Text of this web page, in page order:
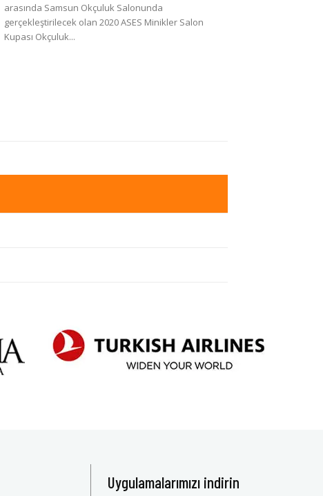
arasında Samsun Okçuluk Salonunda
gerçekleştirilecek olan 2020 ASES Minikler Salon
Kupası Okçuluk...
Uygulamalarımızı indirin